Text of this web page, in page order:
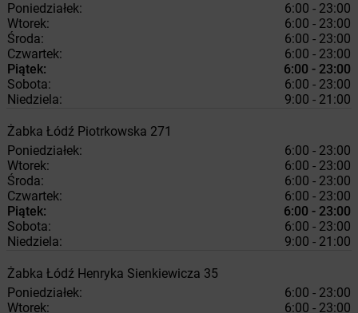
Poniedziałek:
6:00 - 23:00
Wtorek:
6:00 - 23:00
Środa:
6:00 - 23:00
Czwartek:
6:00 - 23:00
Piątek:
6:00 - 23:00
Sobota:
6:00 - 23:00
Niedziela:
9:00 - 21:00
Żabka Łódź Piotrkowska 271
Poniedziałek:
6:00 - 23:00
Wtorek:
6:00 - 23:00
Środa:
6:00 - 23:00
Czwartek:
6:00 - 23:00
Piątek:
6:00 - 23:00
Sobota:
6:00 - 23:00
Niedziela:
9:00 - 21:00
Żabka Łódź Henryka Sienkiewicza 35
Poniedziałek:
6:00 - 23:00
Wtorek:
6:00 - 23:00